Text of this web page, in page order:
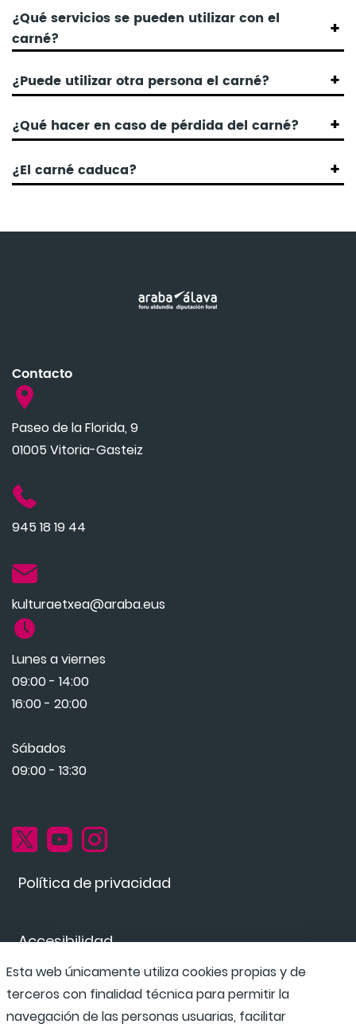
¿Qué servicios se pueden utilizar con el
carné?
¿Puede utilizar otra persona el carné?
¿Qué hacer en caso de pérdida del carné?
¿El carné caduca?
Política de privacidad
Accesibilidad
Canal de denuncias
Contacto
Paseo de la Florida, 9
01005 Vitoria-Gasteiz
945 18 19 44
kulturaetxea@araba.eus
Lunes a viernes
09:00 - 14:00
16:00 - 20:00
Sábados
09:00 - 13:30
Esta web únicamente utiliza cookies propias y de
terceros con finalidad técnica para permitir la
navegación de las personas usuarias, facilitar